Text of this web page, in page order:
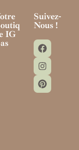
IG
Suivez-
Nous !